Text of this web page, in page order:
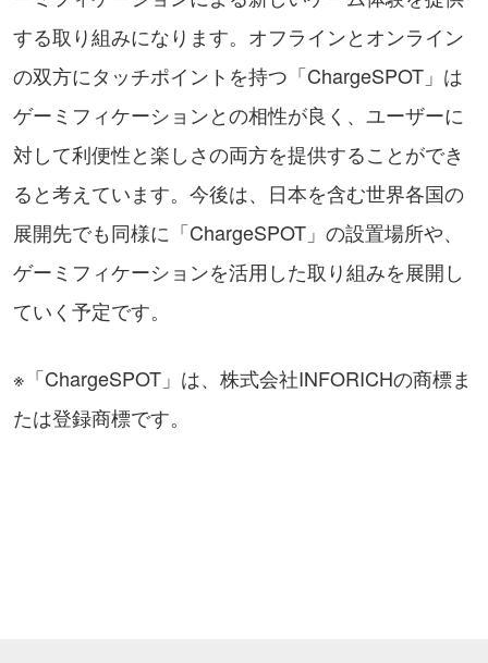
する取り組みになります。オフラインとオンライン
の双方にタッチポイントを持つ「ChargeSPOT」は
ゲーミフィケーションとの相性が良く、ユーザーに
対して利便性と楽しさの両方を提供することができ
ると考えています。今後は、日本を含む世界各国の
展開先でも同様に「ChargeSPOT」の設置場所や、
ゲーミフィケーションを活用した取り組みを展開し
ていく予定です。
※「ChargeSPOT」は、株式会社INFORICHの商標ま
たは登録商標です。